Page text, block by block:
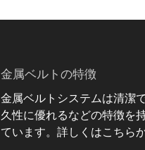
金属ベルトの特徴
金属ベルトシステムは清潔
久性に優れるなどの特徴を
ています。 詳しくはこちら